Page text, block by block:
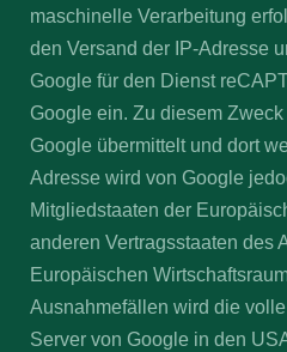
maschinelle Verarbeitung
den Versand der IP-Adresse
Google für den Dienst
Google ein. Zu diesem
Google übermittelt und dort
Adresse wird von Google
Mitgliedstaaten der
anderen Vertragsstaaten des
Europäischen
Ausnahmefällen wird die
Server von Google in den